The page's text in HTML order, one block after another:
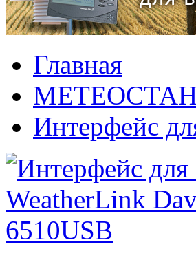
Главная
Интерфейс